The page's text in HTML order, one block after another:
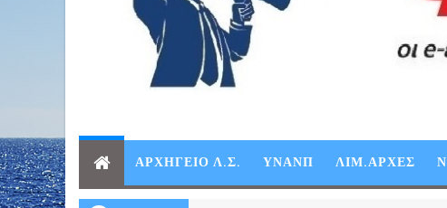
ΑΡΧΗΓΕΙΟ Λ.Σ. ΥΝΑΝΠ ΛΙΜ.ΑΡΧΕΣ